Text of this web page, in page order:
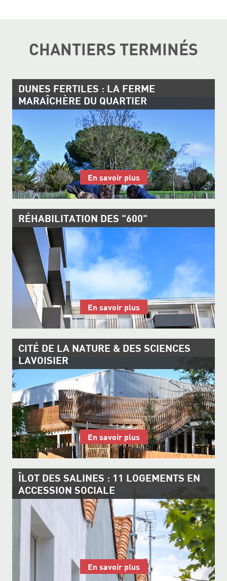
CHANTIERS TERMINÉS
DUNES FERTILES : LA FERME
MARAÎCHÈRE DU QUARTIER
En savoir plus
RÉHABILITATION DES "600"
En savoir plus
CITÉ DE LA NATURE & DES SCIENCES
LAVOISIER
En savoir plus
ÎLOT DES SALINES : 11 LOGEMENTS EN
ACCESSION SOCIALE
En savoir plus